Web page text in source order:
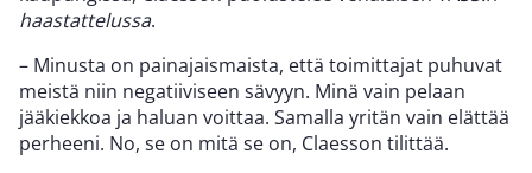
haastattelussa.
– Minusta on painajaismaista, että toimittajat puhuvat
meistä niin negatiiviseen sävyyn. Minä vain pelaan
jääkiekkoa ja haluan voittaa. Samalla yritän vain elättää
perheeni. No, se on mitä se on, Claesson tilittää.